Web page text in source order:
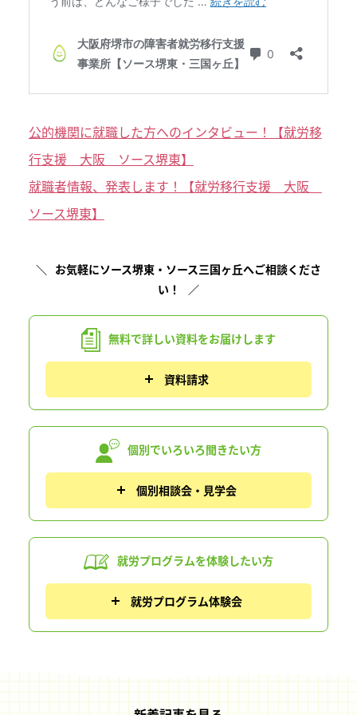
公的機関に就職した方へのインタビュー！【就労移
行支援 大阪 ソース堺東】
就職者情報、発表します！【就労移行支援 大阪
ソース堺東】
お気軽にソース堺東・ソース三国ヶ丘へご相談くださ
い！
無料で詳しい資料をお届けします
資料請求
個別でいろいろ聞きたい方
個別相談会・見学会
就労プログラムを体験したい方
就労プログラム体験会